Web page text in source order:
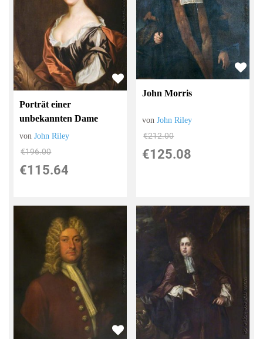
Porträt einer
unbekannten Dame
vonJohn Riley
€196.00
€115.64
John Morris
vonJohn Riley
€212.00
€125.08